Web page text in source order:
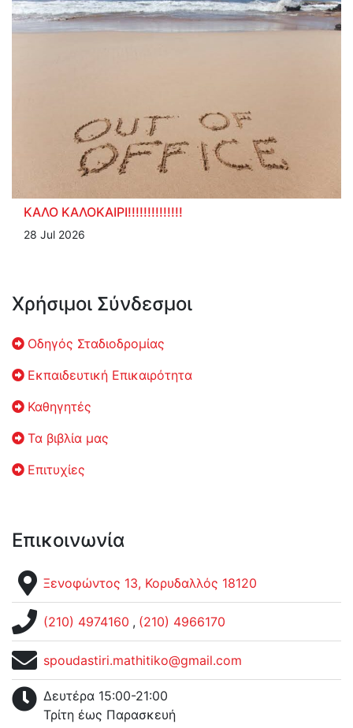
ΚΑΛΟ ΚΑΛΟΚΑΙΡΙ!!!!!!!!!!!!!!
28 Jul 2026
Χρήσιμοι Σύνδεσμοι
Οδηγός Σταδιοδρομίας
Εκπαιδευτική Επικαιρότητα
Καθηγητές
Τα βιβλία μας
Επιτυχίες
Επικοινωνία
Ξενοφώντος 13, Κορυδαλλός 18120
(210) 4974160 , (210) 4966170
spoudastiri.mathitiko@gmail.com
Δευτέρα 15:00-21:00
Τρίτη έως Παρασκευή